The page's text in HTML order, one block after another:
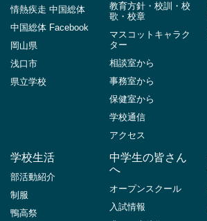
情熱疾走 中国総体
中国総体 Facebook
岡山県
浅口市
県立学校
教育方針・校訓・校
歌・校章
マスコットキャラク
ター
相談室から
事務室から
保健室から
学校通信
アクセス
学校生活
部活動紹介
制服
鴨高祭
中学生の皆さん
へ
オープンスクール
入試情報